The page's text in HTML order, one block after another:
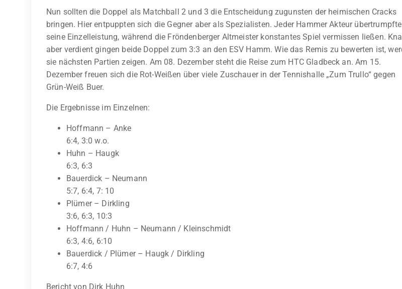
Nun sollten die Doppel als Matchball 2 und 3 die Entscheidung zugunsten der heimischen Cracks
bringen. Hier entpuppten sich die Gegner aber als Spezialisten. Jeder Hammer Akteur übertrumpfte
seine Einzelleistung, während die Fröndenberger Altmeister konstantes Spiel vermissen ließen.
aber verdient gingen beide Doppel zum 3:3 an den ESV Hamm. Wie das Remis zu bewerten ist,
sie nächsten Partien zeigen. Am 08. Dezember steht die Reise zum HTC Gladbeck an. Am 15.
Dezember freuen sich die Rot-Weißen über viele Zuschauer in der Tennishalle „Zum Trullo“ gegen
Grün-Weiß Buer.
Die Ergebnisse im Einzelnen:
Hoffmann – Anke
6:4, 3:0 w.o.
Huhn – Haugk
6:3, 6:3
Bauerdick – Neumann
5:7, 6:4, 7: 10
Plümer – Dirkling
3:6, 6:3, 10:3
Hoffmann / Huhn – Neumann / Kleinschmidt
6:3, 4:6, 6:10
Bauerdick / Plümer – Haugk / Dirkling
6:7, 4:6
Bericht von Dirk Huhn